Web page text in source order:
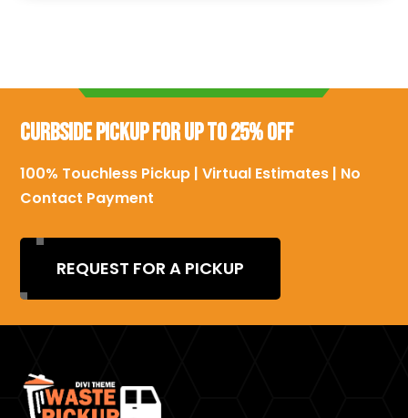
Curbside Pickup for Up to 25% Off
100% Touchless Pickup | Virtual Estimates | No
Contact Payment
REQUEST FOR A PICKUP